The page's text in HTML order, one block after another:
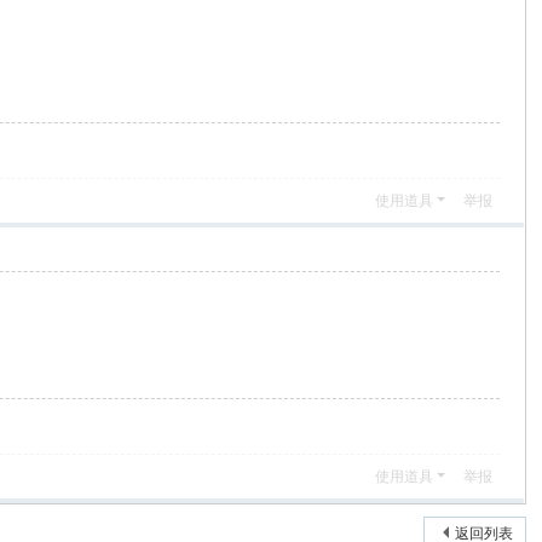
使用道具 举报
使用道具 举报
返回列表